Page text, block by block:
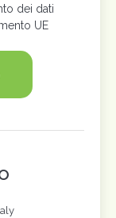
dei dati
UE